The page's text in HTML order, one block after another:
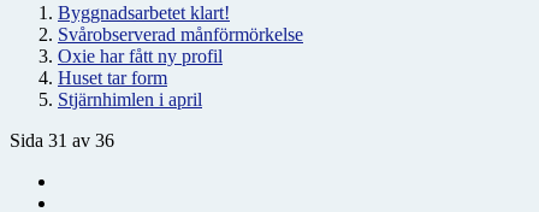
Byggnadsarbetet klart!
Svårobserverad månförmörkelse
Oxie har fått ny profil
Huset tar form
Stjärnhimlen i april
Sida 31 av 36